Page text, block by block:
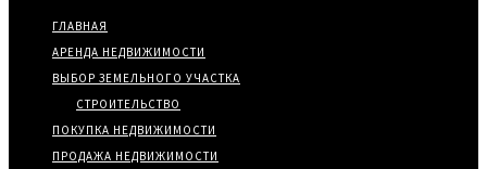
ГЛАВНАЯ
АРЕНДА НЕДВИЖИМОСТИ
ВЫБОР ЗЕМЕЛЬНОГО УЧАСТКА
СТРОИТЕЛЬСТВО
ПОКУПКА НЕДВИЖИМОСТИ
ПРОДАЖА НЕДВИЖИМОСТИ